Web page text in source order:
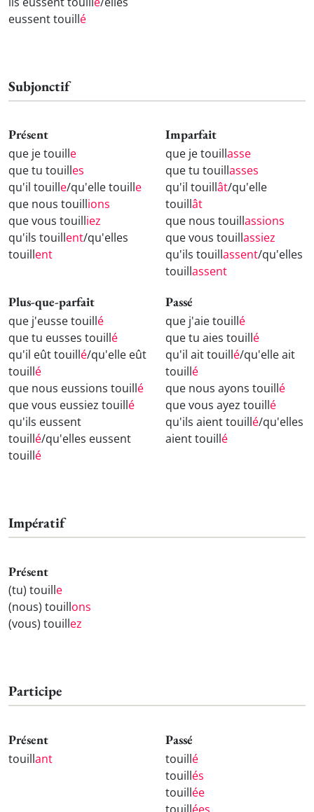
eussent touillé
Subjonctif
Présent
que je touille
que tu touilles
qu'il touille/qu'elle touille
que nous touillions
que vous touilliez
qu'ils touillent/qu'elles
touillent
Imparfait
que je touillasse
que tu touillasses
qu'il touillât/qu'elle
touillât
que nous touillassions
que vous touillassiez
qu'ils touillassent/qu'elles
touillassent
Plus-que-parfait
que j'eusse touillé
que tu eusses touillé
qu'il eût touillé/qu'elle eût
touillé
que nous eussions touillé
que vous eussiez touillé
qu'ils eussent
touillé/qu'elles eussent
touillé
Passé
que j'aie touillé
que tu aies touillé
qu'il ait touillé/qu'elle ait
touillé
que nous ayons touillé
que vous ayez touillé
qu'ils aient touillé/qu'elles
aient touillé
Impératif
Présent
(tu) touille
(nous) touillons
(vous) touillez
Participe
Présent
touillant
Passé
touillé
touillés
touillée